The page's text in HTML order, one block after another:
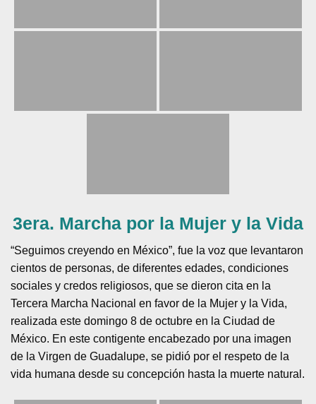
3era. Marcha por la Mujer y la Vida
“Seguimos creyendo en México”, fue la voz que levantaron
cientos de personas, de diferentes edades, condiciones
sociales y credos religiosos, que se dieron cita en la
Tercera Marcha Nacional en favor de la Mujer y la Vida,
realizada este domingo 8 de octubre en la Ciudad de
México. En este contigente encabezado por una imagen
de la Virgen de Guadalupe, se pidió por el respeto de la
vida humana desde su concepción hasta la muerte natural.